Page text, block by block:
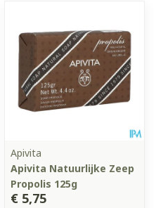
Apivita
Apivita Natuurlijke Zeep
Propolis 125g
€ 5,75